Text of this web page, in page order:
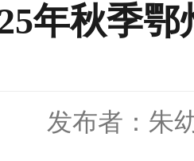
年秋季
发布者：朱